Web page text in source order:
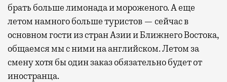
брать больше лимонада и мороженого. А еще
летом намного больше туристов — сейчас в
основном гости из стран Азии и Ближнего Востока,
общаемся мы с ними на английском. Летом за
смену хотя бы один заказ обязательно будет от
иностранца.